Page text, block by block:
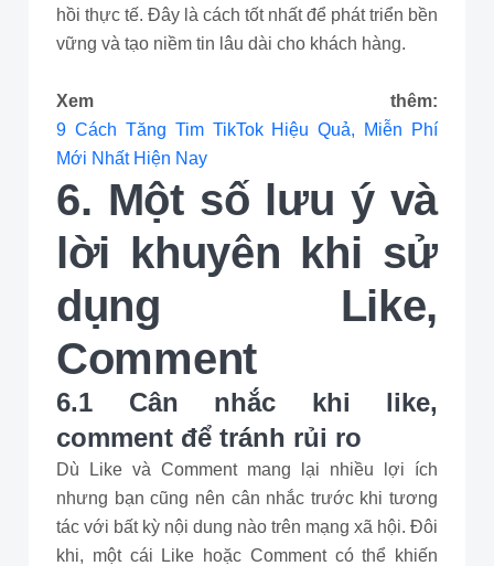
hồi thực tế. Đây là cách tốt nhất để phát triển bền
vững và tạo niềm tin lâu dài cho khách hàng.
Xem thêm:
9 Cách Tăng Tim TikTok Hiệu Quả, Miễn Phí
Mới Nhất Hiện Nay
6. Một số lưu ý và
lời khuyên khi sử
dụng Like,
Comment
6.1 Cân nhắc khi like,
comment để tránh rủi ro
Dù Like và Comment mang lại nhiều lợi ích
nhưng bạn cũng nên cân nhắc trước khi tương
tác với bất kỳ nội dung nào trên mạng xã hội. Đôi
khi, một cái Like hoặc Comment có thể khiến